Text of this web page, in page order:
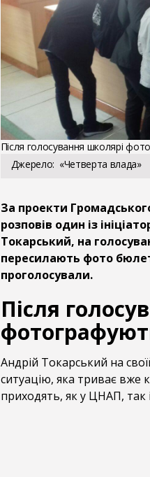
Після голосування школярі
Джерело «Четверта влада»
За проекти
розповів один із
Токарський, на
пересилають фото
проголосували.
Після
Андрій Токарський на
ситуацію, яка триває вже
приходять, як у ЦНАП, так